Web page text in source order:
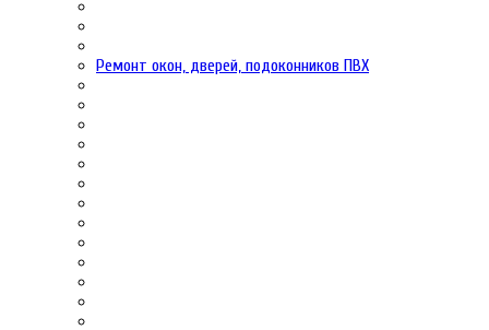
Ремонт окон, дверей, подоконников ПВХ